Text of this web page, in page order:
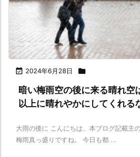
 2024年6月28日 
暗い梅雨空の後に来る晴れ空
以上に晴れやかにしてくれる
大雨の後に こんにちは、本ブログ記載主
梅雨真っ盛りですね。 今日も都 ...